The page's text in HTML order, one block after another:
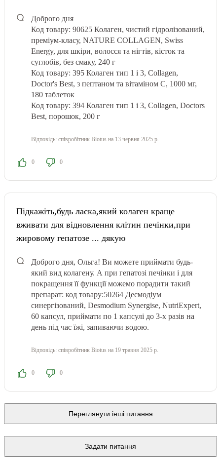
Доброго дня
Код товару: 90625 Колаген, чистий гідролізований,
преміум-класу, NATURE COLLAGEN, Swiss
Energy, для шкіри, волосся та нігтів, кісток та
суглобів, без смаку, 240 г
Код товару: 395 Колаген тип 1 і 3, Collagen,
Doctor's Best, з пептаном та вітаміном С, 1000 мг,
180 таблеток
Код товару: 394 Колаген тип 1 і 3, Collagen, Doctors
Best, порошок, 200 г
Відповідь: співробітник Biotus на 13 червня 2025 р.
0 0
Підкажіть,будь ласка,який колаген краще
вживати для відновлення клітин печінки,при
жировому гепатозе ... дякую
Доброго дня, Ольга! Ви можете приймати будь-
який вид колагену. А при гепатозі печінки і для
покращення її функції можемо порадити такий
препарат: код товару:50264 Десмодіум
синергізований, Desmodium Synergise, NutriExpert,
60 капсул, приймати по 1 капсулі до 3-х разів на
день під час їжі, запиваючи водою.
Відповідь: співробітник Biotus на 19 травня 2025 р.
0 0
Переглянути інші питання
Задати питання